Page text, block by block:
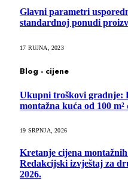
Glavni parametri
standardnoj ponudi
17 RUJNA, 2023
Blog - cijene
Ukupni troškovi gradnje:
montažna kuća od 100 m²
19 SRPNJA, 2026
Kretanje cijena
Redakcijski izvještaj za
2026.